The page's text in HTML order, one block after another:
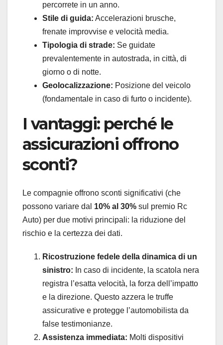
percorrete in un anno.
Stile di guida: Accelerazioni brusche,
frenate improvvise e velocità media.
Tipologia di strade: Se guidate
prevalentemente in autostrada, in città, di
giorno o di notte.
Geolocalizzazione: Posizione del veicolo
(fondamentale in caso di furto o incidente).
I vantaggi: perché le
assicurazioni offrono
sconti?
Le compagnie offrono sconti significativi (che
possono variare dal 10% al 30% sul premio Rc
Auto) per due motivi principali: la riduzione del
rischio e la certezza dei dati.
Ricostruzione fedele della dinamica di un
sinistro: In caso di incidente, la scatola nera
registra l’esatta velocità, la forza dell’impatto
e la direzione. Questo azzera le truffe
assicurative e protegge l’automobilista da
false testimonianze.
Assistenza immediata: Molti dispositivi